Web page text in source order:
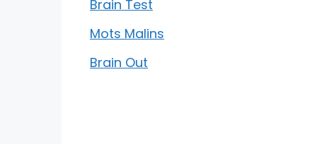
Brain Test
Mots Malins
Brain Out